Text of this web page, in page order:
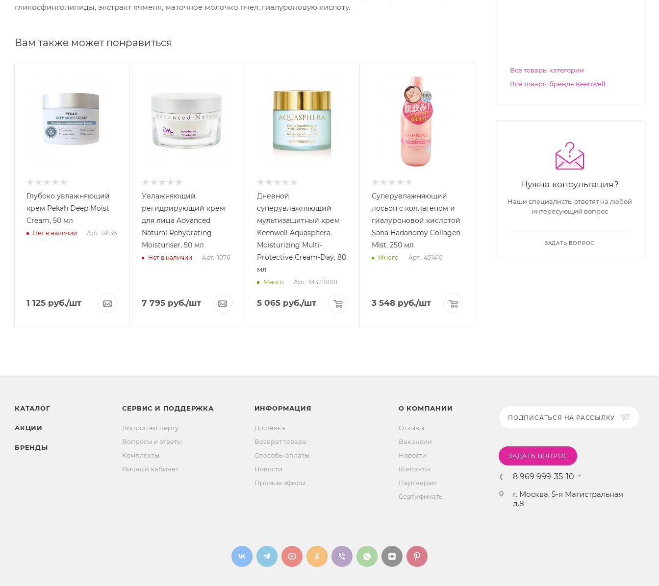
гликосфинголипиды, экстракт ячменя, маточное молочко пчел, гиалуроновую кислоту.
Вам также может понравиться
Глубоко увлажняющий
крем Pekah Deep Moist
Cream, 50 мл
Нет в наличии Арт.: К836
1 125 руб./шт
Увлажняющий
регидрирующий крем
для лица Advanced
Natural Rehydrating
Moisturiser, 50 мл
Нет в наличии Арт.: 1076
7 795руб./шт
Дневной
суперувлажняющий
мультизащитный крем
Keenwell Aquasphera
Moisturizing Multi-
Protective Cream-Day, 80
мл
Много Арт.: М3210001
5 065руб./шт
Суперувлажняющий
лосьон с коллагеном и
гиалуроновой кислотой
Sana Hadanomy Collagen
Mist, 250 мл
Много Арт.: 451416
3 548 руб./шт
Все товары категории
Все товары бренда Keenwell
Нужна консультация?
Наши специалисты ответят на любой
интересующий вопрос
ЗАДАТЬ ВОПРОС
КАТАЛОГ
АКЦИИ
БРЕНДЫ
СЕРВИС И ПОДДЕРЖКА
Вопрос эксперту
Вопросы и ответы
Комплекты
Личный кабинет
ИНФОРМАЦИЯ
Доставка
Возврат товара
Способы оплаты
Новости
Прямые эфиры
О КОМПАНИИ
Отзывы
Вакансии
Новости
Контакты
Партнерам
Сертификаты
ПОДПИСАТЬСЯ НА РАССЫЛКУ
ЗАДАТЬ ВОПРОС
8 969 999-35-10
г. Москва, 5-я Магистральная
д.8